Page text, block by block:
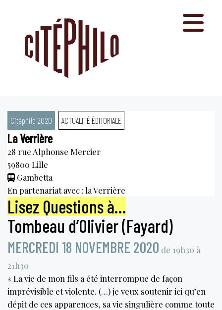
Citéphilo 2020 ACTUALITÉ ÉDITORIALE
La Verrière
28 rue Alphonse Mercier
59800 Lille
Gambetta
En partenariat avec : la Verrière
Lisez Questions à…
Tombeau d’Olivier (Fayard)
MERCREDI 18 NOVEMBRE 2020 de 19h30 à
21h30
« La vie de mon fils a été interrompue de façon
imprévisible et violente. (…) je veux soutenir ici qu’en
dépit de ces apparences, sa vie singulière comme toute